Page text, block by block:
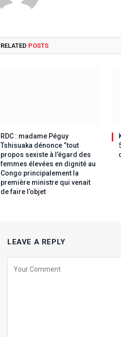
RELATED POSTS
RDC : madame Péguy
Tshisuaka dénonce “tout
propos sexiste à l’égard des
femmes élevées en dignité au
Congo principalement la
première ministre qui venait
de faire l’objet
LEAVE A REPLY